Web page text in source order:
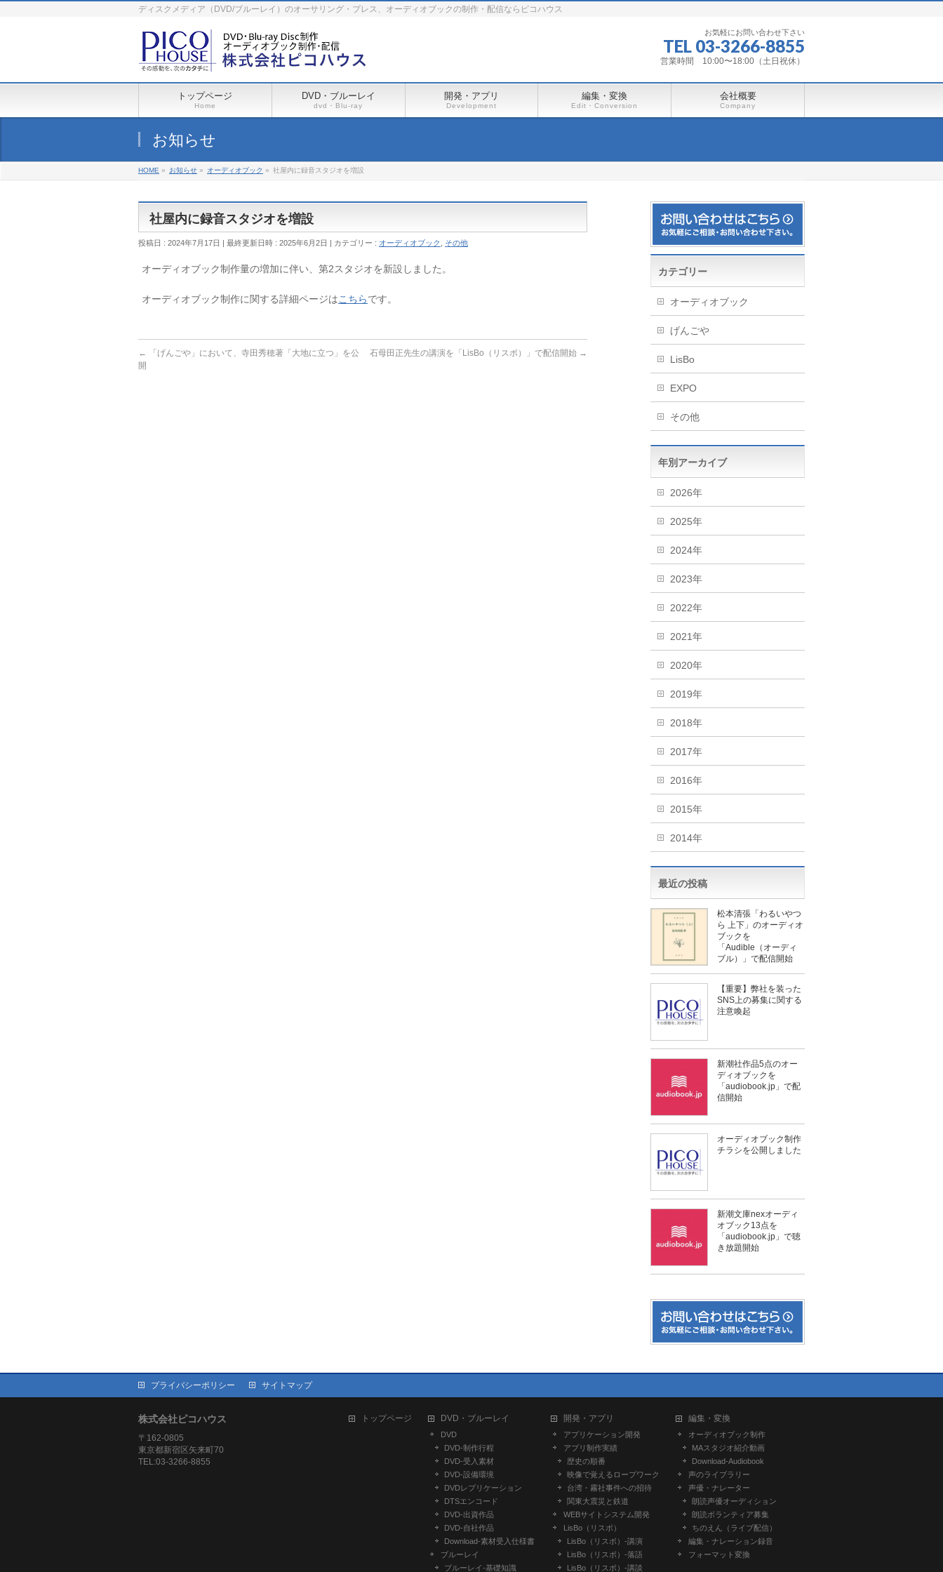
ディスクメディア（DVD/ブルーレイ）のオーサリング・プレス、オーディオブックの制作・配信ならピコハウス
お気軽にお問い合わせ下さい
TEL 03-3266-8855
営業時間 10:00〜18:00（土日祝休）
トップページ
Home
DVD・ブルーレイ
dvd・Blu-ray
開発・アプリ
Development
編集・変換
Edit・Conversion
会社概要
Company
お知らせ
HOME » お知らせ » オーディオブック » 社屋内に録音スタジオを増設
社屋内に録音スタジオを増設
投稿日 : 2024年7月17日 最終更新日時 : 2025年6月2日 カテゴリー : オーディオブック その他
オーディオブック制作量の増加に伴い、第2スタジオを新設しました。
オーディオブック制作に関する詳細ページはこちらです。
←
「げんごや」において、寺田秀穂著「大地に立つ」を公
開
石母田正先生の講演を「LisBo（リスボ）」で配信開始 →
カテゴリー
オーディオブック
げんごや
LisBo
EXPO
その他
年別アーカイブ
2026年
2025年
2024年
2023年
2022年
2021年
2020年
2019年
2018年
2017年
2016年
2015年
2014年
最近の投稿
松本清張「わるいやつ
ら 上下」のオーディオ
ブックを
「Audible（オーディ
ブル）」で配信開始
【重要】弊社を装った
SNS上の募集に関する
注意喚起
新潮社作品5点のオー
ディオブックを
「audiobook.jp」で配
信開始
オーディオブック制作
チラシを公開しました
新潮文庫nexオーディ
オブック13点を
「audiobook.jp」で聴
き放題開始
プライバシーポリシー サイトマップ
株式会社ピコハウス
〒162-0805
東京都新宿区矢来町70
TEL:03-3266-8855
トップページ DVD・ブルーレイ
DVD
DVD-制作行程
DVD-受入素材
DVD-設備環境
DVDレプリケーション
DTSエンコード
DVD-出資作品
DVD-自社作品
​Download-素材受入仕様書
ブルーレイ
ブルーレイ-基礎知識
開発・アプリ
アプリケーション開発
アプリ制作実績
歴史の順番
映像で覚えるロープワーク
台湾・霧社事件への招待
関東大震災と鉄道
WEBサイトシステム開発
LisBo（リスボ）
LisBo（リスボ）-講演
LisBo（リスボ）-落語
LisBo（リスボ）-講談
編集・変換
オーディオブック制作
MAスタジオ紹介動画
Download-Audiobook
声のライブラリー
声優・ナレーター
朗読声優オーディション
朗読ボランティア募集
ちのえん（ライブ配信）
編集・ナレーション録音
フォーマット変換